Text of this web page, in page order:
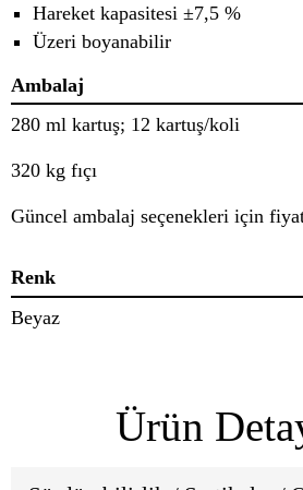
Hareket kapasitesi ±7,5 %
Üzeri boyanabilir
Ambalaj
280 ml kartuş; 12 kartuş/koli
320 kg fıçı
Güncel ambalaj seçenekleri için
Renk
Beyaz
Ürün